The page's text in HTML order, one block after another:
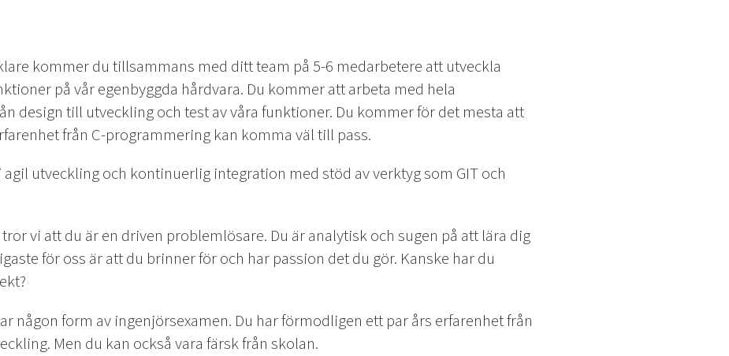
kommer du tillsammans med ditt team på 5-6 medarbetere att utveckla
på vår egenbyggda hårdvara. Du kommer att arbeta med hela
design till utveckling och test av våra funktioner. Du kommer för det mesta att
från C-programmering kan komma väl till pass.
agil utveckling och kontinuerlig integration med stöd av verktyg som GIT och
vi att du är en driven problemlösare. Du är analytisk och sugen på att lära dig
för oss är att du brinner för och har passion det du gör. Kanske har du
någon form av ingenjörsexamen. Du har förmodligen ett par års erfarenhet från
Men du kan också vara färsk från skolan.